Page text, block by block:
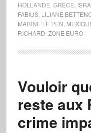
HOLLANDE GRÈCE
FABIUS, LILIANE
MARINE LE PEN
RICHARD ZONE EURO
Vouloir
reste aux
crime